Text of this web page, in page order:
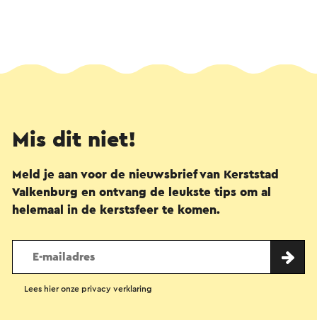
Mis dit niet!
Meld je aan voor de nieuwsbrief van Kerststad
Valkenburg en ontvang de leukste tips om al
helemaal in de kerstsfeer te komen.
Lees hier onze privacy verklaring